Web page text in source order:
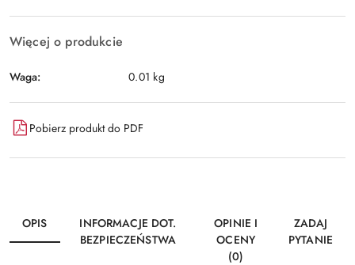
Więcej o produkcie
Waga: 0.01 kg
Pobierz produkt do PDF
OPIS
INFORMACJE DOT.
BEZPIECZEŃSTWA
OPINIE I
OCENY
(0)
ZADAJ
PYTANIE